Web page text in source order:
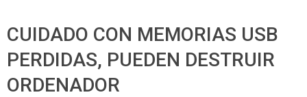
CUIDADO CON MEMORIAS USB
PERDIDAS, PUEDEN DESTRUIR
ORDENADOR